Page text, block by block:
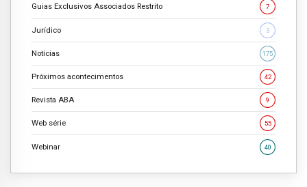
Guias Exclusivos Associados Restrito 7
Jurídico 3
Notícias 175
Próximos acontecimentos 42
Revista ABA 9
Web série 55
Webinar 40